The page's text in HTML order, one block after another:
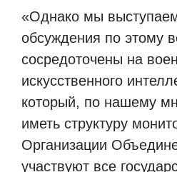
«Однако мы
обсуждения по этому
сосредоточены на
искусственного
который, по нашему
иметь структуру
Организации
участвуют все